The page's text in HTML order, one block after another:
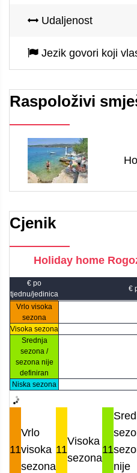
Udaljenost
Jezik govori koji
Raspoloživi
Cjenik
Holiday home
€ po
tjednu/jedinica
€
Vrlo visoka
sezona
Visoka sezona
Srednja
sezona /
sezona nije
definiran
Niska sezona
11
Vrlo
visoka
sezona
11
Visoka
sezona
11
nije